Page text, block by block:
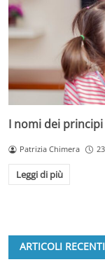
I nomi dei principi
Patrizia Chimera
Leggi di più
ARTICOLI RECENTI